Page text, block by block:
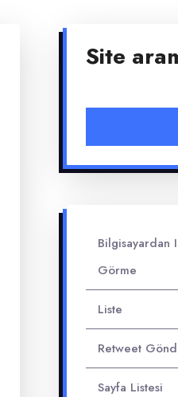
Site
Bilgisayardan
Görme
Liste
Retweet
Sayfa Listesi